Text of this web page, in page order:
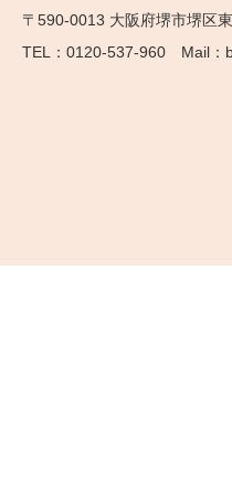
〒590-0013 大阪府堺市堺区
0120-537-960